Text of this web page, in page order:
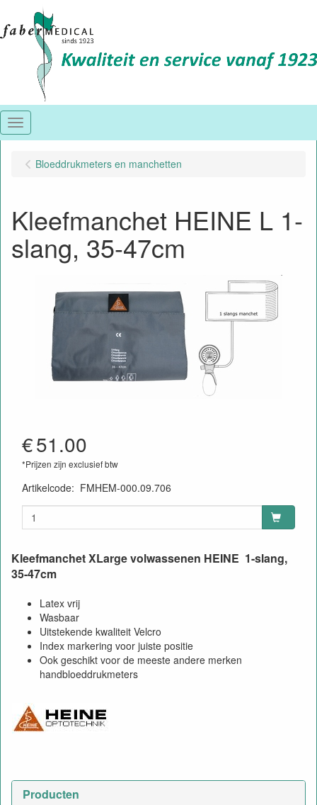
Menu
Producten
Bloeddrukmeters en manchetten
Kleefmanchet HEINE L 1-
slang, 35-47cm
€51.00
*Prijzen zijn exclusief btw
Artikelcode: FMHEM-000.09.706
Kleefmanchet XLarge volwassenen HEINE 1-slang,
35-47cm
Latex vrij
Wasbaar
Uitstekende kwaliteit Velcro
Index markering voor juiste positie
Ook geschikt voor de meeste andere merken
handbloeddrukmeters